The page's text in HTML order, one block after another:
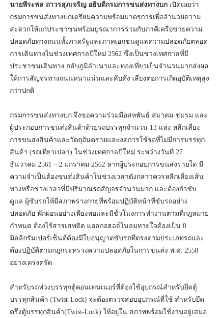
นายพีระพล ถาวรสุภเจริญ อธิบดีกรมการขนส่งทางบก เปิดเผยว่า
กรมการขนส่งทางบกเตรียมความพร้อมมาตรการเพื่ออำนวยความ
สะดวกให้แก่ประชาชนพร้อมบูรณาการร่วมกับภาคีเครือข่ายความ
ปลอดภัยทางถนนทั้งภาครัฐและภาคเอกชนดูแลความปลอดภัยตลอด
การเดินทางในช่วงเทศกาลปีใหม่ 2562 ซึ่งเป็นช่วงเทศกาลที่มี
ประชาชนเดินทาง กลับภูมิลำเนาและท่องเที่ยวเป็นจำนวนมากส่งผล
ให้การสัญจรทางถนนหนาแน่นและคับคั่ง เสี่ยงต่อการเกิดอุบัติเหตุสูง
กว่าปกติ
กรมการขนส่งทางบก จึงขอความร่วมมือสหพันธ์ สมาคม ชมรม และ
ผู้ประกอบการขนส่งสินค้าด้วยรถบรรทุกจำนวน 13 แห่ง หลีกเลี่ยง
การขนส่งสินค้าและวัตถุอันตรายและงดการใช้รถที่ไม่มีการบรรทุก
สินค้า (รถเที่ยวเปล่า) ในช่วงเทศกาลปีใหม่ ระหว่างวันที่ 27
ธันวาคม 2561 – 2 มกราคม 2562 หากผู้ประกอบการขนส่งรายใด มี
ความจำเป็นต้องขนส่งสินค้าในช่วงเวลาดังกล่าวควรหลีกเลี่ยงเส้น
ทางหรือช่วงเวลาที่มีปริมาณรถสัญจรจำนวนมาก และต้องกำชับ
ดูแล ผู้ขับรถให้มีสภาพร่างกายที่พร้อมปฏิบัติหน้าที่ขับรถอย่าง
ปลอดภัย พักผ่อนอย่างเพียงพอและมีชั่วโมงการทำงานตามที่กฎหมาย
กำหนด ต้องไร้สารเสพติด แอลกอฮอล์ในลมหายใจต้องเป็น 0
มิลลิกรัมเปอร์เซ็นต์ต้องมีใบอนุญาตขับรถที่ตรงตามประเภทรถและ
ต้องปฏิบัติตามกฎกระทรวงความปลอดภัยในการขนส่ง พ.ศ. 2558
อย่างเคร่งครัด
สำหรับรถพ่วงบรรทุกตู้คอนเทนเนอร์ที่ต้องใช้อุปกรณ์สำหรับยึดตู้
บรรทุกสินค้า (Twist-Lock) จะต้องตรวจสอบอุปกรณ์ที่ใช้ สำหรับยึด
ตรึงตู้บรรทุกสินค้า(Twist-Lock) ให้อยู่ใน สภาพพร้อมใช้งานอยู่เสมอ